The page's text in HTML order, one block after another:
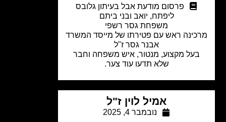
פרסום מודעת אבל בעיתון גלובס
ליפתח, יואב ובני ביתם
משפחת גסר רשפי
ראש עם פטירתו של מייסד המשרד
אבנר גסר ז"ל
בעל מקצוע, מנטור, איש משפחה וחבר
שלא תדעו עוד צער.
אמיל לוין ז"ל
נובמבר 4, 2025